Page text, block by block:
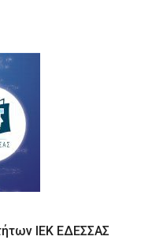
ΙΕΚ ΕΔΕΣΣΑΣ